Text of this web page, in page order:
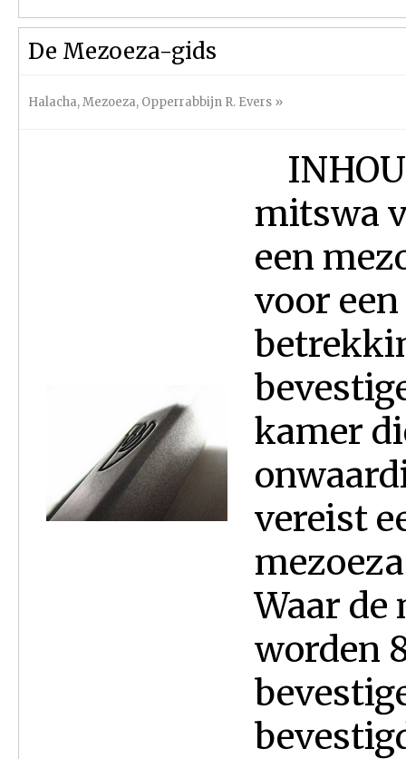
De Mezoeza-gids
Halacha,Mezoeza, Opperrabbijn R. Evers »
mitswa
een
voor
kamer
vereist
Waar de
worden